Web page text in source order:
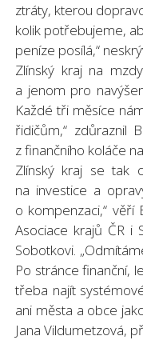
ztráty, kterou
kolik potřebujeme,
peníze posílá,“
Zlínský kraj na
a jenom pro
Každé tři měsíce
řidičům,“ zdůraznil
z finančního koláče
Zlínský kraj se tak
na investice a
o kompenzaci,“
Asociace krajů ČR i
Sobotkovi.
Po stránce finanční,
třeba najít
ani města a obce
Jana Vildumetzová,